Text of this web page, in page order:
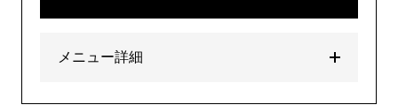
メニュー詳細